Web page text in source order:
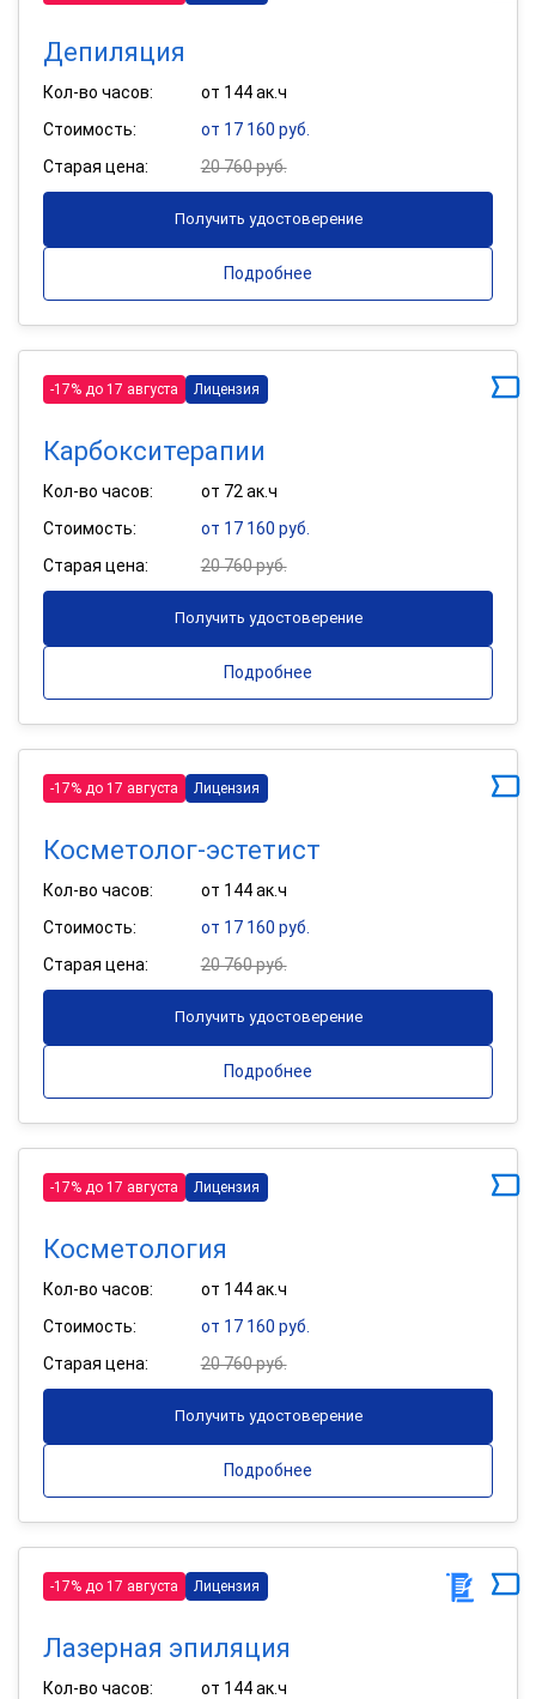
Депиляция
Кол-во часов:
от 144 ак.ч
Стоимость:
от 17 160 руб.
Старая цена:
20 760 руб.
Получить удостоверение
Подробнее
-17% до 17 августа Лицензия
Карбокситерапии
Кол-во часов:
от 72 ак.ч
Стоимость:
от 17 160 руб.
Старая цена:
20 760 руб.
Получить удостоверение
Подробнее
-17% до 17 августа Лицензия
Косметолог-эстетист
Кол-во часов:
от 144 ак.ч
Стоимость:
от 17 160 руб.
Старая цена:
20 760 руб.
Получить удостоверение
Подробнее
-17% до 17 августа Лицензия
Косметология
Кол-во часов:
от 144 ак.ч
Стоимость:
от 17 160 руб.
Старая цена:
20 760 руб.
Получить удостоверение
Подробнее
-17% до 17 августа Лицензия
Лазерная эпиляция
Кол-во часов:
от 144 ак.ч